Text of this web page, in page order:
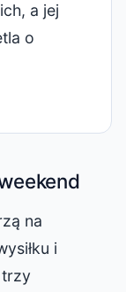
a jej
o
na
i
trzy